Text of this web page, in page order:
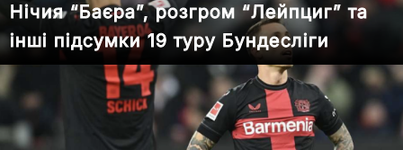
Нічия “Баєра”, розгром “Лейпциг” та
інші підсумки 19 туру Бундесліги